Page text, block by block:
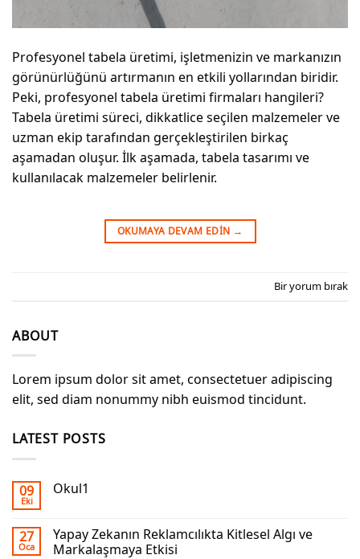
Profesyonel tabela üretimi, işletmenizin ve markanızın
görünürlüğünü artırmanın en etkili yollarından biridir.
Peki, profesyonel tabela üretimi firmaları hangileri?
Tabela üretimi süreci, dikkatlice seçilen malzemeler ve
uzman ekip tarafından gerçekleştirilen birkaç
aşamadan oluşur. İlk aşamada, tabela tasarımı ve
kullanılacak malzemeler belirlenir.
OKUMAYA DEVAM EDIN →
Bir yorum bırak
ABOUT
Lorem ipsum dolor sit amet, consectetuer adipiscing
elit, sed diam nonummy nibh euismod tincidunt.
LATEST POSTS
09
Eki
Okul1
27
Oca
Yapay Zekanın Reklamcılıkta Kitlesel Algı ve
Markalaşmaya Etkisi